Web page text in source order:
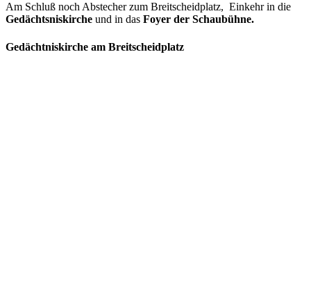
Am Schluß noch Abstecher zum Breitscheidplatz, Einkehr in die
Gedächtsniskirche und in das Foyer der Schaubühne.
Gedächtniskirche am Breitscheidplatz